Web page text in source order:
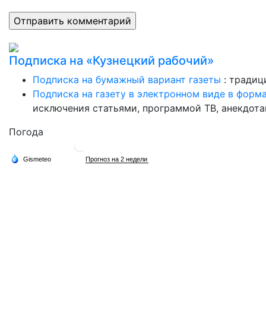
Подписка на «Кузнецкий рабочий»
Подписка на бумажный вариант газеты :
Подписка на газету в электронном виде в
исключения статьями, программой ТВ,
Погода